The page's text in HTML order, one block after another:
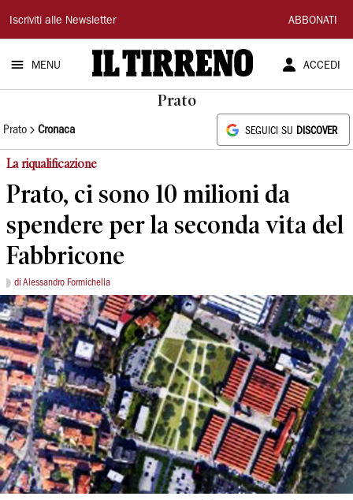
Il
Tirreno
Iscriviti alle Newsletter ABBONATI
MENU ACCEDI
Prato
Prato Cronaca SEGUICI SU DISCOVER
La riqualificazione
Prato, ci sono 10 milioni da
spendere per la seconda vita del
Fabbricone
di Alessandro Formichella